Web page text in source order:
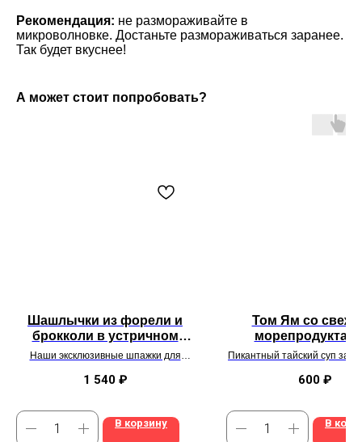
Рекомендация: не размораживайте в
микроволновке. Достаньте размораживаться заранее.
Так будет вкуснее!
А может стоит попробовать?
Шашлычки из форели и
брокколи в устричном
соусе со специями и
Наши эксклюзивные шпажки для
запечь!
1 540 ₽
В корзину
Том Ям со
тайскими
Пикантный тайский суп за
микроволновке
600 ₽
В